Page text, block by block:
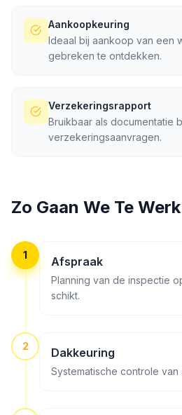
Aankoopkeuring
Ideaal bij aankoop van een
gebreken te ontdekken.
Verzekeringsrapport
Bruikbaar als documentatie
verzekeringsaanvragen.
Zo Gaan We Te Werk
1 Afspraak
Planning van de inspectie
schikt.
2 Dakkeuring
Systematische controle